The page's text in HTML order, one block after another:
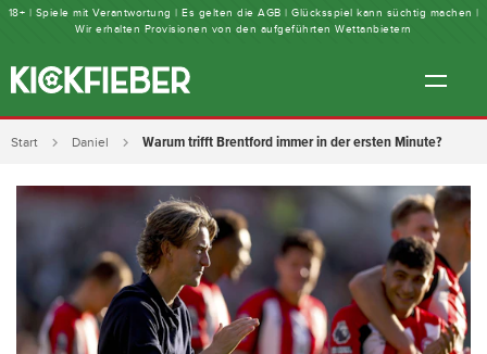
18+ | Spiele mit Verantwortung | Es gelten die AGB | Glücksspiel kann süchtig machen |
Wir erhalten Provisionen von den aufgeführten Wettanbietern
Start Daniel Warum trifft Brentford immer in der ersten Minute?